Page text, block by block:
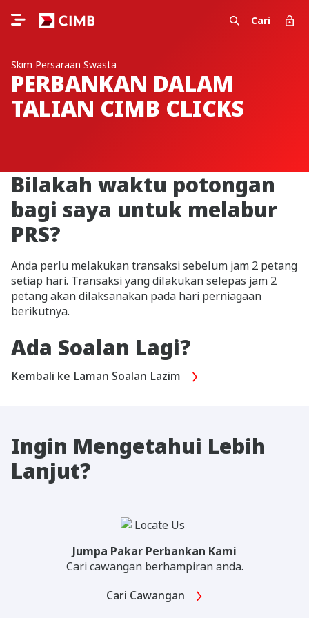
Cari
Skim Persaraan Swasta
PERBANKAN DALAM
TALIAN CIMB CLICKS
Bilakah waktu potongan
bagi saya untuk melabur
PRS?
Anda perlu melakukan transaksi sebelum jam 2 petang
setiap hari. Transaksi yang dilakukan selepas jam 2
petang akan dilaksanakan pada hari perniagaan
berikutnya.
Ada Soalan Lagi?
Kembali ke Laman Soalan Lazim
Ingin Mengetahui Lebih
Lanjut?
Jumpa Pakar Perbankan Kami
Cari cawangan berhampiran anda.
Cari Cawangan